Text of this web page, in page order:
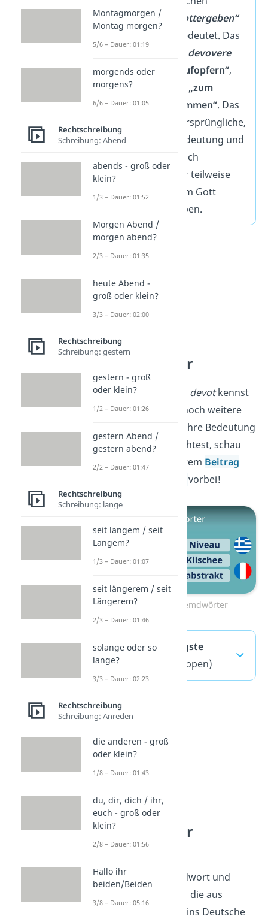
devotus, was
„gottergeben“
bedeutet. Das
devovere
bedeutet„sich aufopfern“,
„hingeben“
„zum
Sühnopfer bestimmen“. Das
erklärt also die ursprüngliche,
religiöse Wortbedeutung und
beschreibt, wie sich
Menschen früher teilweise
wie Sklaven
ihrem Gott
verschrieben haben.
Fremdwörter
Die Bedeutung von devotkennst
du jetzt. Wenn du noch weitere
und ihre Bedeutung
kennenlernen möchtest, schau
am besten in unserem Beitrag
über Fremdwörtervorbei!
Zum Video: Fremdwörter
devot — häufigste
Fragen
(ausklappen)
Fremdwörter
verstehen
Devot ist ein Fremdwort und
gehört zu Wörtern, die aus
anderen Sprachen ins Deutsche
Montagmorgen /
Montag morgen?
5/6 – Dauer: 01:19
morgends oder
morgens?
6/6 – Dauer: 01:05
Rechtschreibung
Schreibung: Abend
abends - groß oder
klein?
1/3 – Dauer: 01:52
Morgen Abend /
morgen abend?
2/3 – Dauer: 01:35
heute Abend -
groß oder klein?
3/3 – Dauer: 02:00
Rechtschreibung
Schreibung: gestern
gestern - groß
oder klein?
1/2 – Dauer: 01:26
gestern Abend /
gestern abend?
2/2 – Dauer: 01:47
Rechtschreibung
Schreibung: lange
seit langem / seit
Langem?
1/3 – Dauer: 01:07
seit längerem / seit
Längerem?
2/3 – Dauer: 01:46
solange oder so
lange?
3/3 – Dauer: 02:23
Rechtschreibung
Schreibung: Anreden
die anderen - groß
oder klein?
1/8 – Dauer: 01:43
du, dir, dich / ihr,
euch - groß oder
klein?
2/8 – Dauer: 01:56
Hallo ihr
beiden/Beiden
3/8 – Dauer: 05:16